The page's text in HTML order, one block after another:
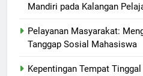
Mandiri pada Kalangan
Pelayanan Masyarakat:
Tanggap Sosial Mahasiswa
Kepentingan Tempat